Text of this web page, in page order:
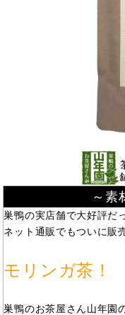
～素
巣鴨の実店舗で大好評だ
ネット通販でもついに販
モリンガ茶！
巣鴨のお茶屋さん山年園